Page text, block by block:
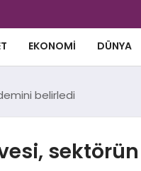
EKONOMI DÜNYA
belirledi